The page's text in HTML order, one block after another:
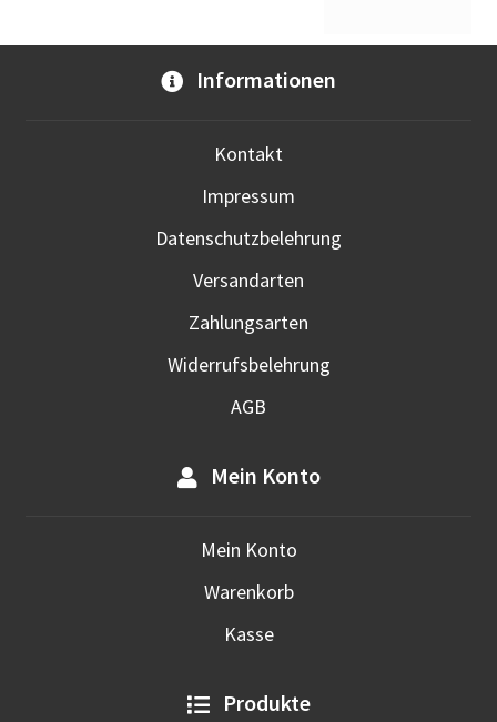
Informationen
Kontakt
Impressum
Datenschutzbelehrung
Versandarten
Zahlungsarten
Widerrufsbelehrung
AGB
Mein Konto
Mein Konto
Warenkorb
Kasse
Produkte